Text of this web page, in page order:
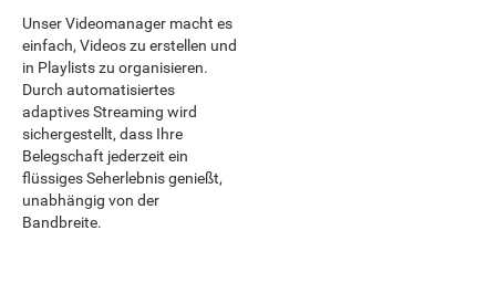
Unser Videomanager macht es
einfach, Videos zu erstellen und
in Playlists zu organisieren.
Durch automatisiertes
adaptives Streaming wird
sichergestellt, dass Ihre
Belegschaft jederzeit ein
flüssiges Seherlebnis genießt,
unabhängig von der
Bandbreite.